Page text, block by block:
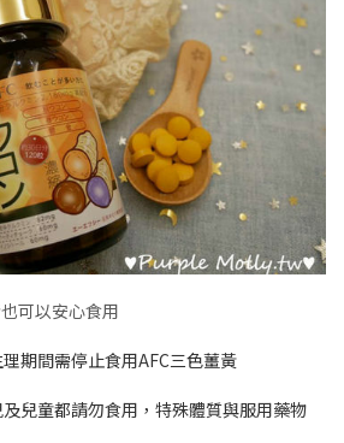
可以安心食用
期間需停止食用AFC三色薑黃
兒童都請勿食用，特殊體質與服用藥物